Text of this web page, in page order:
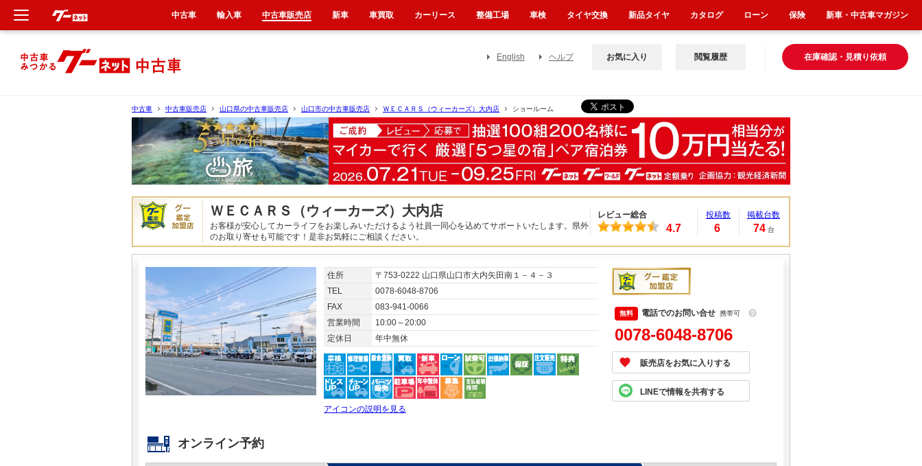
English ヘルプ 在庫確認・見積り依頼
お気に入り 閲覧履歴
中古車 中古車販売店 山口県の中古車販売店 山口市の中古車販売店 ＷＥＣＡＲＳ（ウィーカーズ）大内店 ショールーム
ＷＥＣＡＲＳ（ウィーカーズ）大内店
お客様が安心してカーライフをお楽しみいただけるよう社員一同心を込めてサポートいたします。県外
のお取り寄せも可能です！是非お気軽にご相談ください。
レビュー総合
4.7
投稿数
6
掲載台数
74 台
住所
〒753-0222 山口県山口市大内矢田南１－４－３
TEL
0078-6048-8706
FAX
083-941-0066
営業時間
10:00～20:00
定休日
年中無休
アイコンの説明を見る
電話でのお問い合せ 携帯可 ？
0078-6048-8706
販売店をお気に入りする
LINEで情報を共有する
オンライン予約
中古車 輸入車 中古車販売店 新車 車買取 カーリース 整備工場 車検 タイヤ交換 新品タイヤ カタログ ローン 保険 新車・中古車マガジン
新車